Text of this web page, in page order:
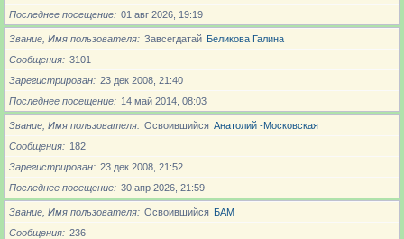
Последнее посещение
01 авг 2026, 19:19
Звание, Имя пользователя Завсегдатай Беликова Галина
Сообщения
3101
Зарегистрирован
23 дек 2008, 21:40
Последнее посещение
14 май 2014, 08:03
Звание, Имя пользователя Освоившийся Анатолий -Московская
Сообщения
182
Зарегистрирован
23 дек 2008, 21:52
Последнее посещение
30 апр 2026, 21:59
Звание, Имя пользователя Освоившийся БАМ
Сообщения
236